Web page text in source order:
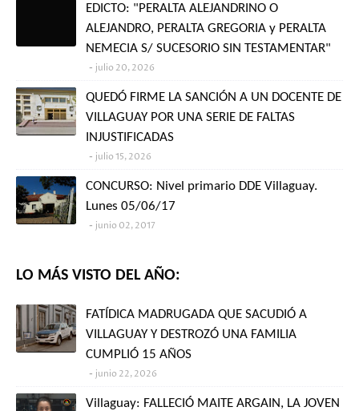
EDICTO: "PERALTA ALEJANDRINO O
ALEJANDRO, PERALTA GREGORIA y PERALTA
NEMECIA S/ SUCESORIO SIN TESTAMENTAR"
julio 20, 2026
QUEDÓ FIRME LA SANCIÓN A UN DOCENTE DE
VILLAGUAY POR UNA SERIE DE FALTAS
INJUSTIFICADAS
julio 15, 2026
CONCURSO: Nivel primario DDE Villaguay.
Lunes 05/06/17
junio 02, 2017
LO MÁS VISTO DEL AÑO:
FATÍDICA MADRUGADA QUE SACUDIÓ A
VILLAGUAY Y DESTROZÓ UNA FAMILIA
CUMPLIÓ 15 AÑOS
junio 22, 2026
Villaguay: FALLECIÓ MAITE ARGAIN, LA JOVEN